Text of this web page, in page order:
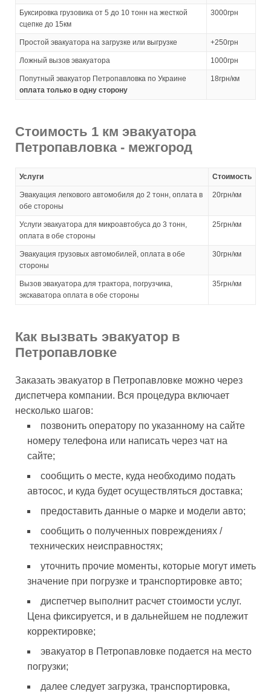
Буксировка грузовика от 5 до 10 тонн на жесткой
сцепке до 15км
3000грн
Простой эвакуатора на загрузке или выгрузке +250грн
Ложный вызов эвакуатора 1000грн
оплата только в одну сторону
18грн/км
Стоимость 1 км эвакуатора
Петропавловка - межгород
Услуги Стоимость
Эвакуация легкового автомобиля до 2 тонн, оплата в
обе стороны
20грн/км
Услуги эвакуатора для микроавтобуса до 3 тонн,
оплата в обе стороны
25грн/км
Эвакуация грузовых автомобилей, оплата в обе
стороны
30грн/км
Вызов эвакуатора для трактора, погрузчика,
экскаватора оплата в обе стороны
35грн/км
Как вызвать эвакуатор в
Петропавловке
Заказать эвакуатор в Петропавловке можно через
диспетчера компании. Вся процедура включает
несколько шагов:
позвонить оператору по указанному на сайте
номеру телефона или написать через чат на
сайте;
сообщить о месте, куда необходимо подать
автосос, и куда будет осуществляться доставка;
предоставить данные о марке и модели авто;
сообщить о полученных повреждениях /
технических неисправностях;
уточнить прочие моменты, которые могут иметь
значение при погрузке и транспортировке авто;
диспетчер выполнит расчет стоимости услуг.
Цена фиксируется, и в дальнейшем не подлежит
корректировке;
эвакуатор в Петропавловке подается на место
погрузки;
далее следует загрузка, транспортировка,